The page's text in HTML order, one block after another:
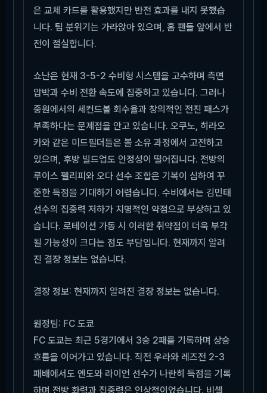
은 교체 카드를 활용했지만 반전 효과를 내지 못했습
니다. 팀 분위기는 가라앉아 있으며, 홈 팬들 앞에서 반
전이 절실합니다.
쇼난은 현재 3-5-2 수비형 시스템을 고수하며 측면
압박과 수비 전환 속도에 집중하고 있습니다. 그러나
중원에서의 세컨드볼 회수율과 창의적인 전진 패스가
부족하다는 문제점을 안고 있습니다. 오쿠노, 히라오
카와 같은 미드필더들은 볼 소유 과정에서 고전하고
있으며, 후방 빌드업도 안정성이 떨어집니다. 전방의
루이스 펠리피와 오다 선수 조합은 기복이 심하여 꾸
준한 득점을 기대하기 어렵습니다. 수비에서는 김민태
선수의 집중력 저하가 치명적인 약점으로 부상하고 있
습니다. 로테이션 가동 시 이러한 취약점이 더욱 부각
될 가능성이 크다는 점도 부담입니다. 현재까지 알려
진 결장 정보는 없습니다.
결장 정보: 현재까지 알려진 결장 정보는 없습니다.
원정팀: FC 도쿄
FC 도쿄는 최근 5경기에서 3승 2패를 기록하며 상승
흐름을 이어가고 있습니다. 직전 우라와 레즈전 2-3
패배에서도 엔도와 라이언 선수가 나란히 득점을 기록
하며 전방 화력과 집중력은 인상적이었습니다. 비셀